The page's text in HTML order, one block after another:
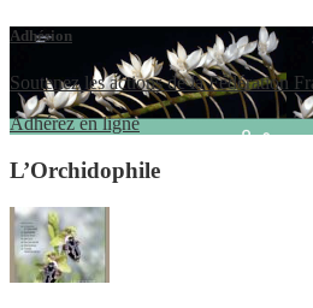
Adhésion
Soutenez les actions de la Fédération
Adhérez en ligne
L’Orchidophile